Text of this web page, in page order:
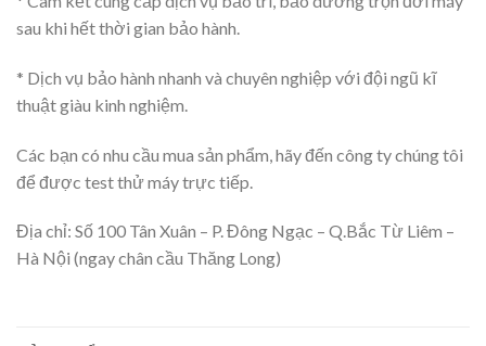
sau khi hết thời gian bảo hành.
* Dịch vụ bảo hành nhanh và chuyên nghiệp với đội ngũ kĩ
thuật giàu kinh nghiệm.
Các bạn có nhu cầu mua sản phẩm, hãy đến công ty chúng tôi
để được test thử máy trực tiếp.
Địa chỉ: Số 100 Tân Xuân – P. Đông Ngạc – Q.Bắc Từ Liêm –
Hà Nội (ngay chân cầu Thăng Long)